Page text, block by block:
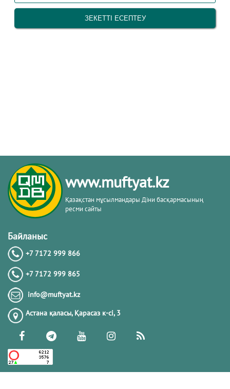
www.muftyat.kz
Қазақстан мұсылмандары Діни басқармасының
ресми сайты
Байланыс
+7 7172 999 866
+7 7172 999 865
info@muftyat.kz
Астана қаласы, Қарасаз к-сi, 3